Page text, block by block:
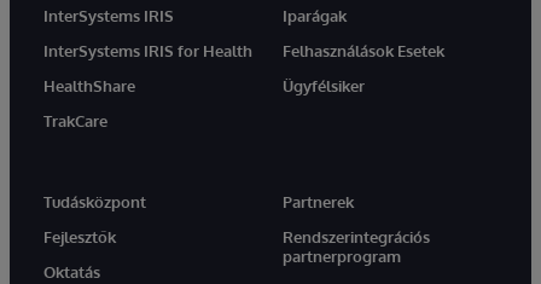
InterSystems IRIS
InterSystems IRIS for Health
HealthShare
TrakCare
Iparágak
Felhasználások Esetek
Ügyfélsiker
Tudásközpont
Fejlesztők
Oktatás
Partnerek
Rendszerintegrációs
partnerprogram